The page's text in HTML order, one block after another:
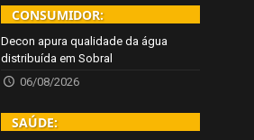
CONSUMIDOR:
Decon apura qualidade da água
distribuída em Sobral
06/08/2026
SAÚDE: